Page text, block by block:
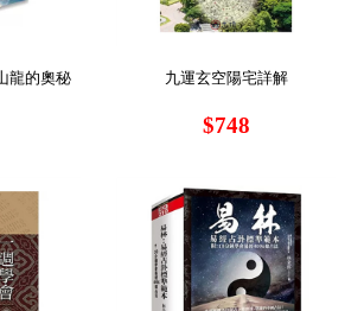
龍的奧秘 九運玄空陽宅詳解
$748